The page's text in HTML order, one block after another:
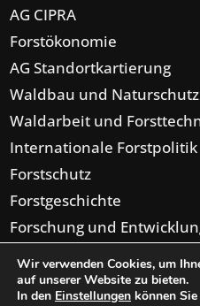
AG CIPRA
Forstökonomie
AG Standortkartierung
Waldbau und Naturschutz
Waldarbeit und
Internationale Forstpolitik
Forstschutz
Forstgeschichte
Forschung und
Digitalisierung
Wir verwenden Cookies, um
auf unserer Website zu bieten.
In den Einstellungen können